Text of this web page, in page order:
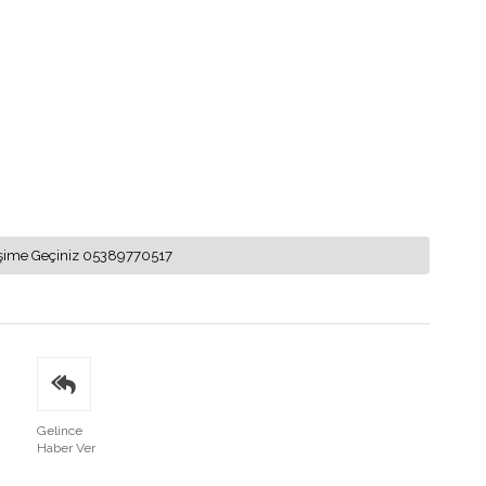
Geçiniz 05389770517
Gelince
Haber Ver